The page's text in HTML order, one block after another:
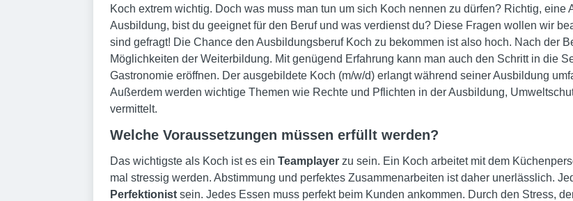
Koch extrem wichtig. Doch was muss man tun um sich Koch nennen zu dürfen? Richtig,
Ausbildung, bist du geeignet für den Beruf und was verdienst du? Diese Fragen wollen wir
sind gefragt! Die Chance den Ausbildungsberuf Koch zu bekommen ist also hoch. Nach der
Möglichkeiten der Weiterbildung. Mit genügend Erfahrung kann man auch den Schritt in die
Gastronomie eröffnen. Der ausgebildete Koch (m/w/d) erlangt während seiner Ausbildung
Außerdem werden wichtige Themen wie Rechte und Pflichten in der Ausbildung,
vermittelt.
Welche Voraussetzungen müssen erfüllt werden?
Das wichtigste als Koch ist es ein Teamplayer zu sein. Ein Koch arbeitet mit dem
mal stressig werden. Abstimmung und perfektes Zusammenarbeiten ist daher unerlässlich.
Perfektionist sein. Jedes Essen muss perfekt beim Kunden ankommen. Durch den Stress,